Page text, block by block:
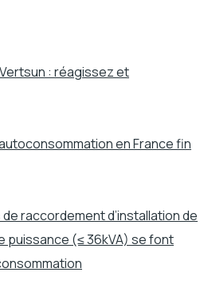
: réagissez et
en France fin
raccordement d’installation de
puissance (≤ 36kVA) se font